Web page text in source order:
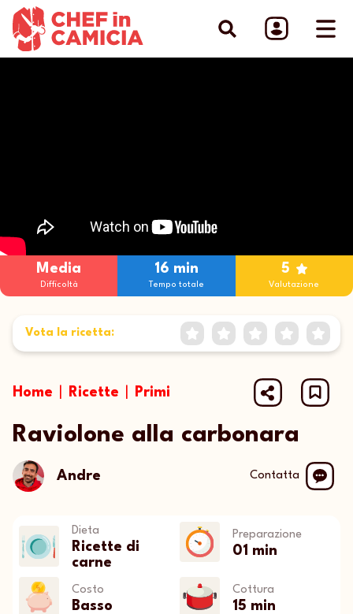
Media
Difficoltà
16 min
Tempo totale
5
Valutazione
Vota la ricetta:
1 Star
2 Stars
3 Stars
4 Stars
5
Home Ricette Primi
Raviolone alla carbonara
Andre Contatta
Dieta
Ricette di
carne
Preparazione
01 min
Costo
Basso
Cottura
15 min